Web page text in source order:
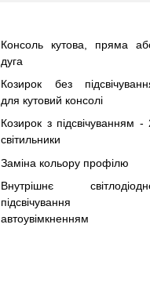
Консоль кутова, пряма
дуга
Козирок без
для кутовий консолі
Козирок з підсвічуванням -
світильники
Заміна кольору профілю
Внутрішнє
підсвічування
автоувімкненням